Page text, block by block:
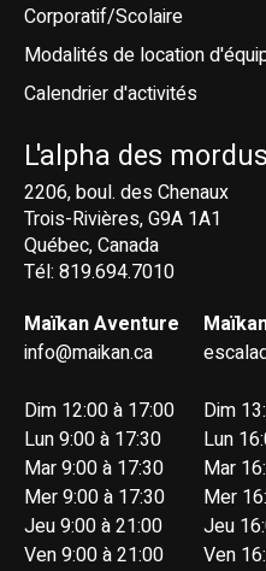
Corporatif/Scolaire
Modalités de location
Calendrier d'activités
L'alpha des
2206, boul. des Chenaux
Trois-Rivières, G9A 1A1
Québec, Canada
Tél: 819.694.7010
Maïkan Aventure
info@maikan.ca
Dim 12:00 à 17:00
Lun 9:00 à 17:30
Mar 9:00 à 17:30
Mer 9:00 à 17:30
Jeu 9:00 à 21:00
Ven 9:00 à 21:00
Dim
Lun
Mar
Mer
Jeu
Ven